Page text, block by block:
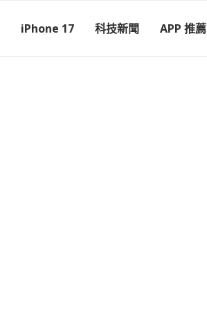
iPhone 17 科技新聞 APP 推薦